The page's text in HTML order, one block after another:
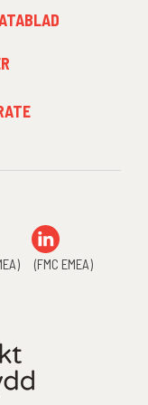
(FMC EMEA)